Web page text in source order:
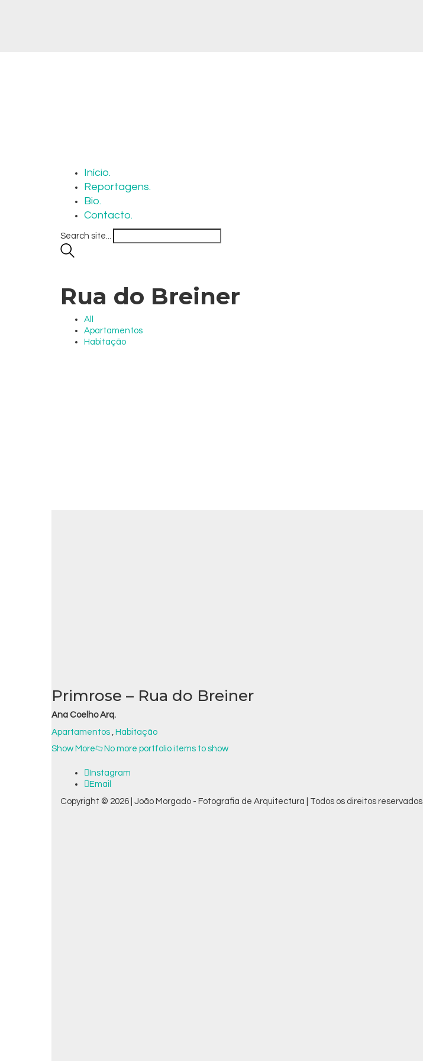
Início.
Reportagens.
Bio.
Contacto.
Search site...
Rua do Breiner
All
Apartamentos
Habitação
Primrose – Rua do Breiner
Ana Coelho Arq.
Apartamentos Habitação
Show More
No more portfolio items to show
Instagram
Email
Copyright © 2026 | João Morgado - Fotografia de Arquitectura | Todos os direitos reservados